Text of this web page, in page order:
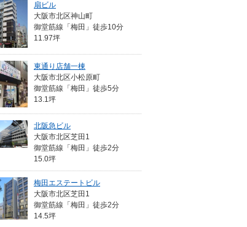
扇ビル
大阪市北区神山町
御堂筋線「梅田」徒歩10分
11.97坪
東通り店舗一棟
大阪市北区小松原町
御堂筋線「梅田」徒歩5分
13.1坪
北阪急ビル
大阪市北区芝田1
御堂筋線「梅田」徒歩2分
15.0坪
梅田エステートビル
大阪市北区芝田1
御堂筋線「梅田」徒歩2分
14.5坪